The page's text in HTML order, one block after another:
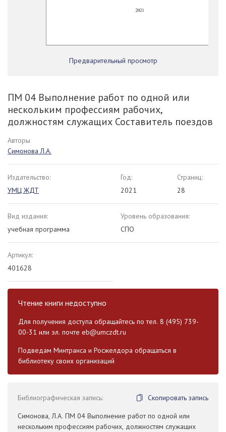
Предварительный просмотр
ПМ 04 Выполнение работ по одной или
нескольким профессиям рабочих,
должностям служащих Составитель поездов
Авторы
Симонова Л.А.
Издательство:
УМЦ ЖДТ
Год:
2021
Страниц:
28
Вид издания:
учебная программа
Уровень образования:
СПО
Артикул:
401628
Чтение книги недоступно
Для получения доступа обращайтесь по тел. 8 (495) 739-
00-31 или эл. почте eb@umczdt.ru
Подведам Минтранса и Росжелдора обращаться в
библиотеку своих организаций
Библиографическая запись:
Скопировать запись
Симонова, Л.А. ПМ 04 Выполнение работ по одной или
нескольким профессиям рабочих, должностям служащих